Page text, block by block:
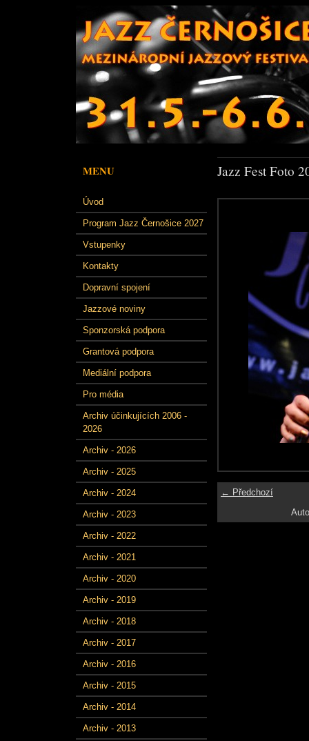
MENU
Úvod
Program Jazz Černošice 2027
Vstupenky
Kontakty
Dopravní spojení
Jazzové noviny
Sponzorská podpora
Grantová podpora
Mediální podpora
Pro média
Archiv účinkujících 2006 -
2026
Archiv - 2026
Archiv - 2025
Archiv - 2024
Archiv - 2023
Archiv - 2022
Archiv - 2021
Archiv - 2020
Archiv - 2019
Archiv - 2018
Archiv - 2017
Archiv - 2016
Archiv - 2015
Archiv - 2014
Archiv - 2013
Jazz Fest Foto
← Předchozí